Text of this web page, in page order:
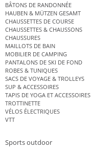
BÂTONS DE RANDONNÉE
HAUBEN & MÜTZEN GESAMT
CHAUSSETTES DE COURSE
CHAUSSETTES & CHAUSSONS
CHAUSSURES
MAILLOTS DE BAIN
MOBILIER DE CAMPING
PANTALONS DE SKI DE FOND
ROBES & TUNIQUES
SACS DE VOYAGE & TROLLEYS
SUP & ACCESSOIRES
TAPIS DE YOGA ET ACCESSOIRES
TROTTINETTE
VÉLOS ÉLECTRIQUES
VTT
Sports outdoor